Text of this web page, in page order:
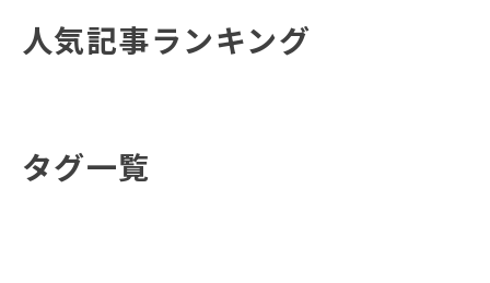
人気記事ランキング
タグ一覧